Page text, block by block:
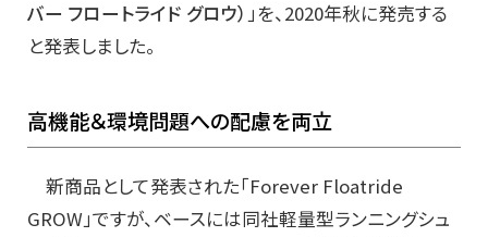
バー フロートライド グロウ） 」を、2020年秋に発売する
と発表しました。
高機能＆環境問題への配慮を両立
新商品として発表された「Forever Floatride
GROW」ですが、ベースには同社軽量型ランニングシュ